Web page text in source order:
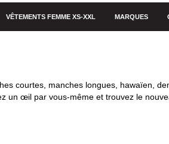
VÊTEMENTS FEMME XS-XXL MARQUES
courtes, manches longues, hawaïen,
un œil par vous-même et trouvez le